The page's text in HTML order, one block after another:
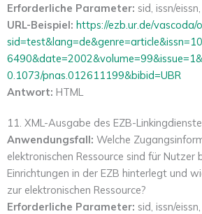
Erforderliche Parameter: sid, issn/
URL-Beispiel: https://ezb.ur.de/vascoda/
0.1073/pnas.012611199&bibid=UBR
Antwort: HTML
11. XML-Ausgabe des EZB-
Anwendungsfall: Welche
elektronischen Ressource sind für Nutzer
Einrichtungen in der EZB hinterlegt und
zur elektronischen Ressource?
Erforderliche Parameter: sid, issn/